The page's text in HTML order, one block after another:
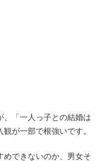
、「一人っ子との結婚は
が一部で根強いです。
めできないのか、男女そ